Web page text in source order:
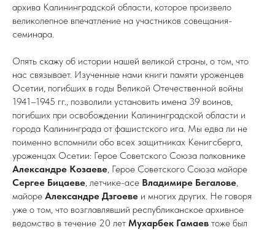
архива Калининградской области, которое произвело
великолепное впечатление на участников совещания-
семинара.
Опять скажу об истории нашей великой страны, о том, что
нас связывает. Изученные нами книги памяти уроженцев
Осетии, погибших в годы Великой Отечественной войны
1941–1945 гг., позволили установить имена 39 воинов,
погибших при освобождении Калининградской области и
города Калининграда от фашистского ига. Мы едва ли не
поименно вспомнили обо всех защитниках Кенигсберга,
уроженцах Осетии: Герое Советского Союза полковнике
Александре Козаеве, Герое Советского Союза майоре
Сергее Бицаеве, летчике-асе Владимире Бегалове,
майоре Александре Дзгоеве и многих других. Не говоря
уже о том, что возглавлявший республиканское архивное
ведомство в течение 20 лет Мухарбек Гамаев тоже был